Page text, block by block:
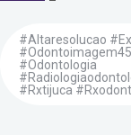
#altaresolucao
#odontoimagem45
#odontologia
#rxtijuca